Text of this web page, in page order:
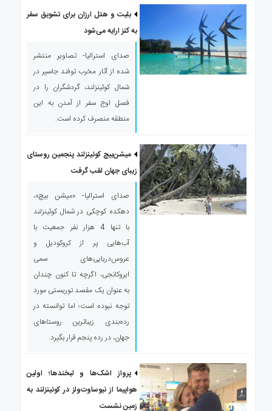
درباره
ارتباط
بلیت و هتل ارزان برای تشویق سفر
به کنز ارایه می‌شود
صدای استرالیا- تصاویر منتشر
شده از آثار مخرب توفند جاسپر در
شمال کوئینزلند، گردشگران را در
فصل اوج سفر از آمدن به این
منطقه منصرف کرده است.
میشن‌بیچ کوئینزلند پنجمین روستای
زیبای جهان لقب گرفت
صدای استرالیا- «میشن بیچ»،
دهکده کوچکی در شمال کوئینزلند
با تنها 4 هزار نفر جمعیت با
آب‌هایی پر از کروکودیل و
عروس‌دریایی‌های سمی
ایروکانجی، اگرچه تا کنون چندان
به عنوان یک مقصد توریستی مورد
توجه نبوده است؛ اما توانسته در
رده‌بندی زیباترین روستاهای
جهان، در رده پنجم قرار بگیرد.
پرواز اشک‌ها و لبخندها؛ اولین
هواپیما از نیوساوت‌ولز در کوئینزلند به
زمین نشست